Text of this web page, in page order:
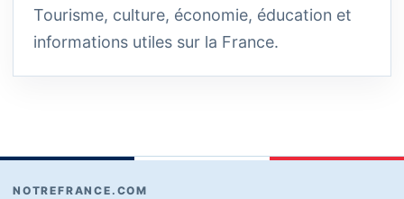
Tourisme, culture, économie, éducation et
informations utiles sur la France.
NOTREFRANCE.COM